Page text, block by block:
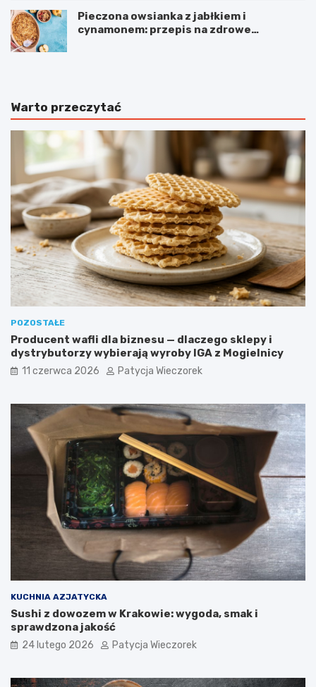
Pieczona owsianka z jabłkiem i
cynamonem: przepis na zdrowe
Warto przeczytać
POZOSTAŁE
Producent wafli dla biznesu — dlaczego sklepy i
dystrybutorzy wybierają wyroby IGA z Mogielnicy
11 czerwca 2026 Patycja Wieczorek
KUCHNIA AZJATYCKA
Sushi z dowozem w Krakowie: wygoda, smak i
sprawdzona jakość
24 lutego 2026 Patycja Wieczorek